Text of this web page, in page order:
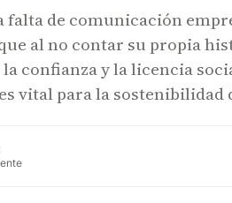
falta de comunicación
al no contar su propia
confianza y la licencia
vital para la sostenibilidad